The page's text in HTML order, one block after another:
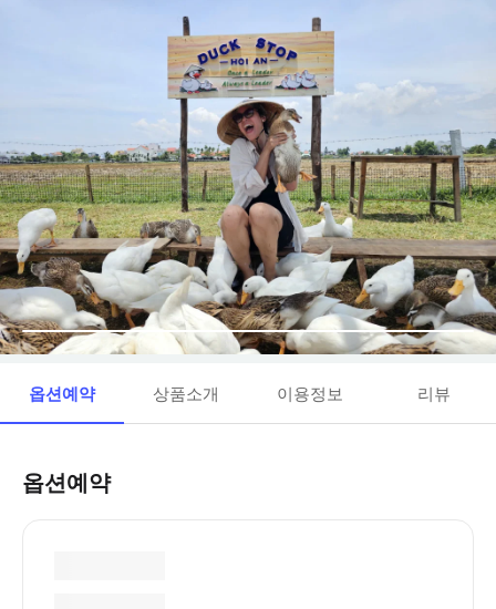
옵션예약 상품소개 이용정보 리뷰
옵션예약